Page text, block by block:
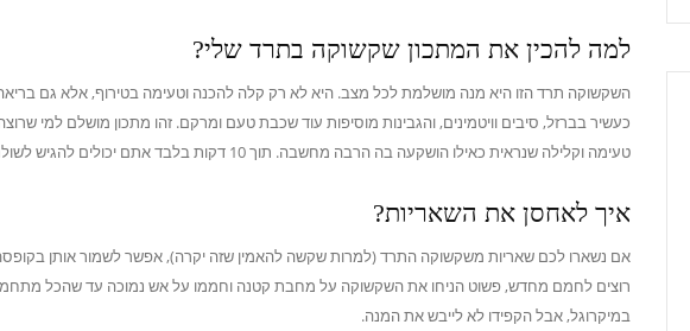
למה להכין את המתכון שקשוקה בתרד שלי?
השקשוקה תרד הזו היא מנה מושלמת לכל מצב. היא לא רק קלה להכנה וטעימה בטירוף, אלא גם בריאה
כעשיר בברזל, סיבים וויטמינים, והגבינות מוסיפות עוד שכבת טעם ומרקם. זהו מתכון מושלם למי
טעימה וקלילה שנראית כאילו הושקעה בה הרבה מחשבה. תוך 10 דקות בלבד אתם יכולים להגיש לשולחן מנה שתהפוך לכוכב הארוחה!
איך לאחסן את השאריות?
אם נשארו לכם שאריות משקשוקה התרד (למרות שקשה להאמין שזה יקרה), אפשר לשמור אותן
רוצים לחמם מחדש, פשוט הניחו את השקשוקה על מחבת קטנה וחממו על אש נמוכה עד שהכל
במיקרוגל, אבל הקפידו לא לייבש את המנה.